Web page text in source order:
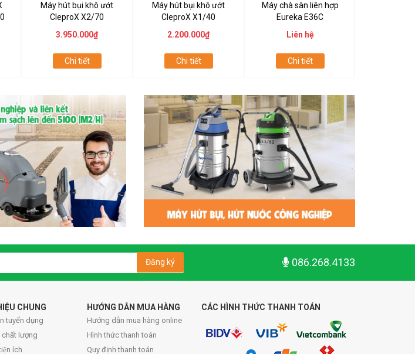
Máy hút bụi khô ướt
CleproX X2/70
3.950.000₫
Chi tiết
Máy hút bụi khô ướt
CleproX X1/40
2.200.000₫
Chi tiết
Máy chà sàn liên hợp
Eureka E36C
Liên hệ
Chi tiết
Đăng ký 086.268.4133
CHUNG
tuyển dụng
chất lượng
ích
HƯỚNG DẪN MUA HÀNG
Hướng dẫn mua hàng online
Hình thức thanh toán
Quy định thanh toán
CÁC HÌNH THỨC THANH TOÁN